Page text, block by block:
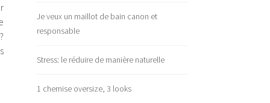
Je veux un maillot de bain canon et
responsable
Stress: le réduire de manière naturelle
1 chemise oversize, 3 looks